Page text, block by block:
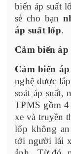
biến áp suất
sẻ cho bạn
áp suất lốp.
Cảm biến
Cảm biến
nghệ được
soát áp suất,
TPMS gồm
xe và truyền
lốp không
tới người lái